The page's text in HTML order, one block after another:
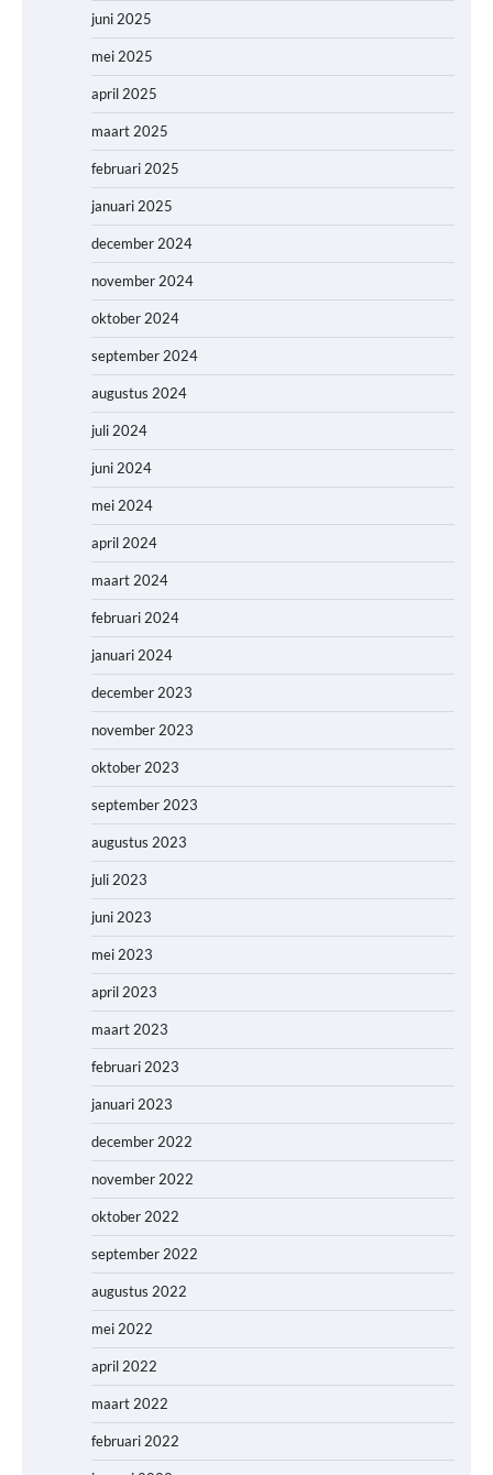
juni 2025
mei 2025
april 2025
maart 2025
februari 2025
januari 2025
december 2024
november 2024
oktober 2024
september 2024
augustus 2024
juli 2024
juni 2024
mei 2024
april 2024
maart 2024
februari 2024
januari 2024
december 2023
november 2023
oktober 2023
september 2023
augustus 2023
juli 2023
juni 2023
mei 2023
april 2023
maart 2023
februari 2023
januari 2023
december 2022
november 2022
oktober 2022
september 2022
augustus 2022
mei 2022
april 2022
maart 2022
februari 2022